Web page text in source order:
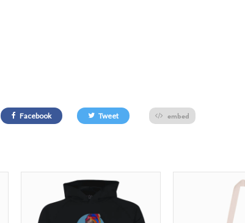
Facebook Tweet embed